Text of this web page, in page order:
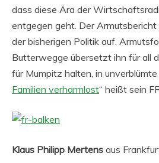
dass diese Ära der
entgegen geht. Der
der bisherigen Politik auf.
Butterwegge übersetzt ihn für all
für Mumpitz halten, in unverblümte
Familien verharmlost“ heißt sein
Klaus Philipp Mertens aus